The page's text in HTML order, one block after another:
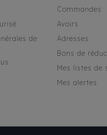
de
Commandes
Avoirs
Adresses
Bons de
Mes listes de
Mes alertes